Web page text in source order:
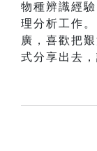
物種辨識經
理分析工作
廣，喜歡把
式分享出去